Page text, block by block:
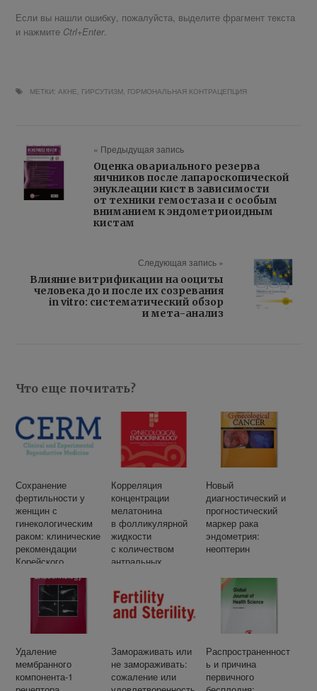
Если вы нашли ошибку, пожалуйста, выделите фрагмент текста
и нажмите Ctrl+Enter.
МЕТКИ:АКНЕ, ГИРСУТИЗМ, ГОРМОНАЛЬНАЯ КОНТРАЦЕПЦИЯ
« Предыдущая запись
Оценка овариального резерва
яичников после лапароскопической
энуклеации кист в зависимости
от техники гемостаза и с особым
вниманием к эндометриоидным
кистам
Следующая запись »
Влияние витрификации на ооциты
человека до и после их созревания
in vitro: систематический обзор
и мета-анализ
Что еще почитать?
Сохранение
фертильности у
женщин с
гинекологическим
раком: клинические
рекомендации
Корейского
сохранению
фертильности
Корреляция
концентрации
мелатонина
в фолликулярной
жидкости
с количеством
антральных
экстракорпорально
го оплодотворения
лечение
с применением
вспомогательных
Новый
диагностический и
прогностический
маркер рака
эндометрия:
неоптерин
Удаление
мембранного
компонента-1
Замораживать или
не замораживать:
сожаление или
Распространенност
ь и причина
первичного